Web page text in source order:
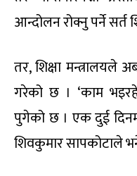
आन्दोलन रोक्नु पर्ने सर्त
तर, शिक्षा मन्त्रालयले
गरेको छ । ‘काम
पुगेको छ । एक दुई
शिवकुमार सापकोटाले